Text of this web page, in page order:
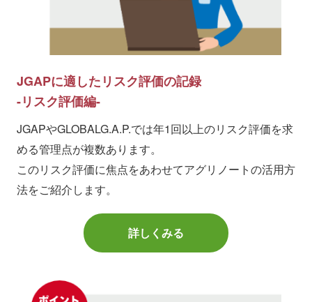
JGAPに適したリスク評価の記録
リスク評価編
JGAPやGLOBALG.A.P.では年1回以上のリスク評価を求
める管理点が複数あります。
このリスク評価に焦点をあわせてアグリノートの活用方
法をご紹介します。
詳しくみる